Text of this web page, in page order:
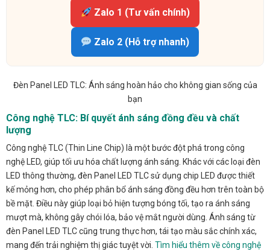
Zalo 1 (Tư vấn chính)
Zalo 2 (Hỗ trợ nhanh)
Đèn Panel LED TLC: Ánh sáng hoàn hảo cho không gian sống của
bạn
Công nghệ TLC: Bí quyết ánh sáng đồng đều và chất
lượng
Công nghệ TLC (Thin Line Chip) là một bước đột phá trong công
nghệ LED, giúp tối ưu hóa chất lượng ánh sáng. Khác với các loại đèn
LED thông thường, đèn Panel LED TLC sử dụng chip LED được thiết
kế mỏng hơn, cho phép phân bổ ánh sáng đồng đều hơn trên toàn bộ
bề mặt. Điều này giúp loại bỏ hiện tượng bóng tối, tạo ra ánh sáng
mượt mà, không gây chói lóa, bảo vệ mắt người dùng. Ánh sáng từ
đèn Panel LED TLC cũng trung thực hơn, tái tạo màu sắc chính xác,
mang đến trải nghiệm thị giác tuyệt vời. Tìm hiểu thêm về công nghệ